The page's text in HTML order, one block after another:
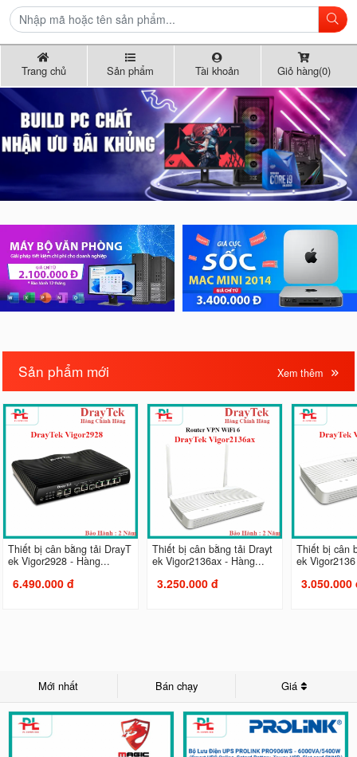
Trang chủ Sản phẩm Tài khoản Giỏ hàng(0)
Sản phẩm mới Xem thêm
Thiết bị cân bằng tải DrayT
ek Vigor2928 - Hàng...
6.490.000 đ
Thiết bị cân bằng tải Drayt
ek Vigor2136ax - Hàng...
3.250.000 đ
Thiết bị cân
ek
3.050.000
Mới nhất Bán chạy Giá